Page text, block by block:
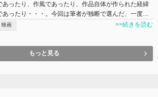
あったり、作風であったり、作品自体が作られた経緯
あったり・・・。今回は筆者が独断で選んだ、一度…
映画 >>続きを読む
もっと見る